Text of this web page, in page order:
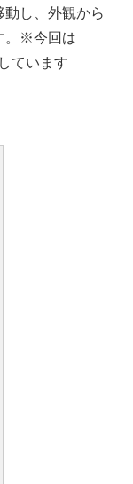
し、外観から
。※今回は
ています